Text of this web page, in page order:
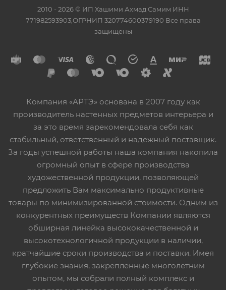
2010 - 2026 © ИП Хашими Ахмад Самим ИНН
771982593903,ОГРНИП 320774600379190 Все права
защищены
Компания «АРТЭ» основана в 2007 году как
производитель настенных предметов интерьера и
за это время зарекомендовала себя как
стабильный, ответственный и надежный поставщик.
За годы успешной работы наша компания накопила
огромный опыт в сфере производства
художественной продукции, позволяющей
предложить Вам максимально продуктивные
товары по минимизированной стоимости. Одним из
конкурентных преимуществ Компании являются
обширная линейка высококачественной и
высокотехнологичной продукции в наличии,
кратчайшие сроки производства и поставки. Имея
глубокие знания, закрепленные многолетним
опытом, мы собрали полный комплекс и